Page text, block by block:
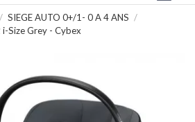
SIEGE AUTO 0+/1- 0 A 4 ANS
Size Grey - Cybex